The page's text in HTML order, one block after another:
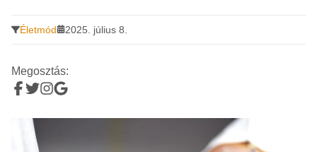
Életmód 2025. július 8.
Megosztás: